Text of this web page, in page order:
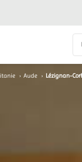
› Aude › Lézignan-